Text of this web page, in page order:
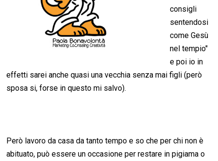
consigli
sentendosi
come Gesù
nel tempio"
e poi io in
effetti sarei anche quasi una vecchia senza mai figli (però
sposa si, forse in questo mi salvo).
Però lavoro da casa da tanto tempo e so che per chi non è
abituato, può essere un occasione per restare in pigiama o